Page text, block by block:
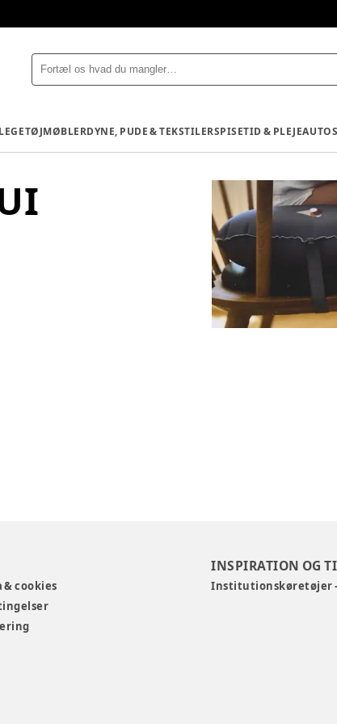
LEGETØJMØBLERDYNE, PUDE & TEKSTILERSPISETID & PLEJE
& cookies
INSPIRATION OG
Institutionskøretøjer